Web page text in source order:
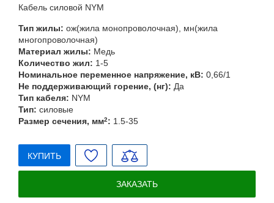
Кабель силовой NYM
Тип жилы: ож(жила монопроволочная), мн(жила
многопроволочная)
Материал жилы: Медь
Количество жил: 1-5
Номинальное переменное напряжение, кВ: 0,66/1
Не поддерживающий горение, (нг): Да
Тип кабеля: NYM
Тип: силовые
Размер сечения, мм2: 1.5-35
КУПИТЬ
ЗАКАЗАТЬ